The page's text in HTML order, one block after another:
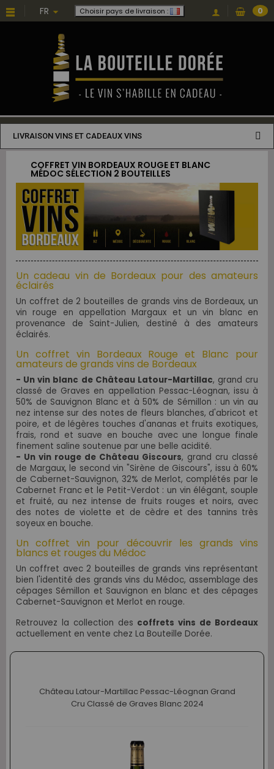
FR Choisir pays de livraison : 0
LIVRAISON VINS ET CADEAUX VINS
COFFRET VIN BORDEAUX ROUGE ET BLANC
MÉDOC SÉLECTION 2 BOUTEILLES
Un cadeau vin de Bordeaux pour des amateurs
éclairés
Un coffret de 2 bouteilles de grands vins de Bordeaux, un
vin rouge en appellation Margaux et un vin blanc en
provenance de Saint-Julien, destiné à des amateurs
éclairés.
Un coffret vin Bordeaux Rouge et Blanc pour
amateurs de grands vins de Bordeaux
- Un vin blanc de Château Latour-Martillac, grand cru
classé de Graves en appellation Pessac-Léognan, issu à
50% de Sauvignon Blanc et à 50% de Sémillon : un vin au
nez intense sur des notes de fleurs blanches, d'abricot et
poire, et de légères touches d'ananas et fruits exotiques,
frais, rond et suave en bouche avec une longue finale
finement saline soutenue par une belle acidité.
- Un vin rouge de Château Giscours, grand cru classé
de Margaux, le second vin "Sirène de Giscours", issu à 60%
de Cabernet-Sauvignon, 32% de Merlot, complétés par le
Cabernet Franc et le Petit-Verdot : un vin élégant, souple
et fruité, au nez intense de fruits rouges et noirs, avec
des notes de violette et de cèdre et des tannins très
soyeux en bouche.
Un coffret vin pour découvrir les grands vins
blancs et rouges du Médoc
Un coffret avec 2 bouteilles de grands vins représentant
bien l'identité des grands vins du Médoc, assemblage des
cépages Sémillon et Sauvignon en blanc et des cépages
Cabernet-Sauvignon et Merlot en rouge.
Retrouvez la collection des coffrets vins de Bordeaux
actuellement en vente chez La Bouteille Dorée.
Château Latour-Martillac Pessac-Léognan Grand
Cru Classé de Graves Blanc 2024